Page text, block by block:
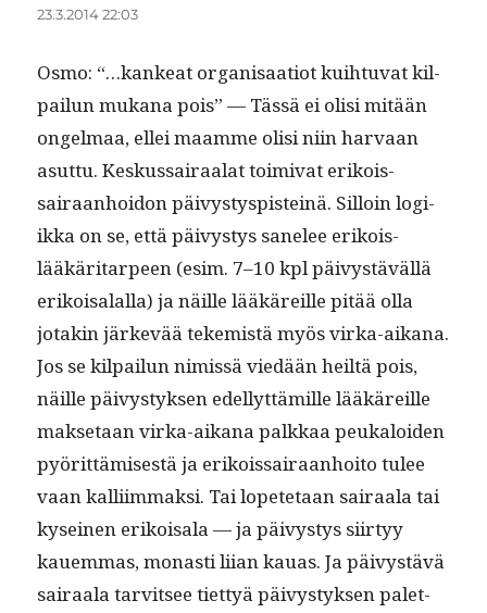
23.3.2014 22:03
Osmo: “…kankeat organ­isaa­tiot kui­h­tu­vat kil­
pailun mukana pois” — Tässä ei olisi mitään
ongel­maa, ellei maamme olisi niin har­vaan
asut­tu. Keskus­sairaalat toimi­vat erikois­
sairaan­hoidon päivystyspis­teinä. Sil­loin logi­
ik­ka on se, että päivystys sanelee erikois­
lääkäri­tarpeen (esim. 7–10 kpl päivys­täväl­lä
erikoisalal­la) ja näille lääkäreille pitää olla
jotakin järkevää tekemistä myös vir­ka-aikana.
Jos se kil­pailun nimis­sä viedään heiltä pois,
näille päivystyk­sen edel­lyt­tämille lääkäreille
mak­se­taan vir­ka-aikana palkkaa peukaloiden
pyörit­tämis­es­tä ja erikois­sairaan­hoito tulee
vaan kalli­im­mak­si. Tai lopete­taan sairaala tai
kyseinen erikoisala — ja päivystys siir­tyy
kauem­mas, monas­ti liian kauas. Ja päivys­tävä
sairaala tarvit­see tiet­tyä päivystyk­sen palet­